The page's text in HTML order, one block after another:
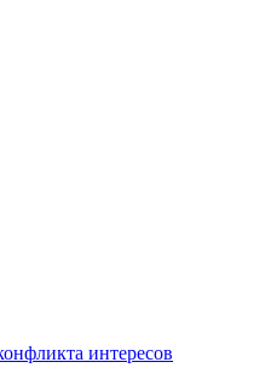
интересов